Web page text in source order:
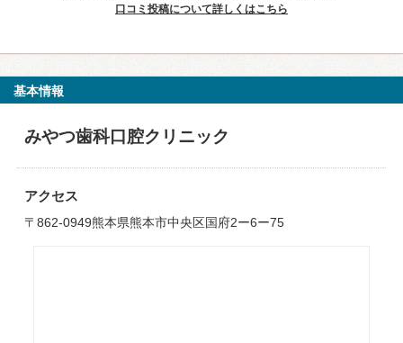
口コミ投稿について詳しくはこちら
基本情報
みやつ歯科口腔クリニック
アクセス
〒862-0949熊本県熊本市中央区国府2ー6ー75